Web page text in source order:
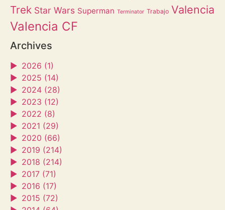
Trek Star Wars Superman Terminator Trabajo Valencia
Valencia CF
Archives
► 2026 (1)
► 2025 (14)
► 2024 (28)
► 2023 (12)
► 2022 (8)
► 2021 (29)
► 2020 (66)
► 2019 (214)
► 2018 (214)
► 2017 (71)
► 2016 (17)
► 2015 (72)